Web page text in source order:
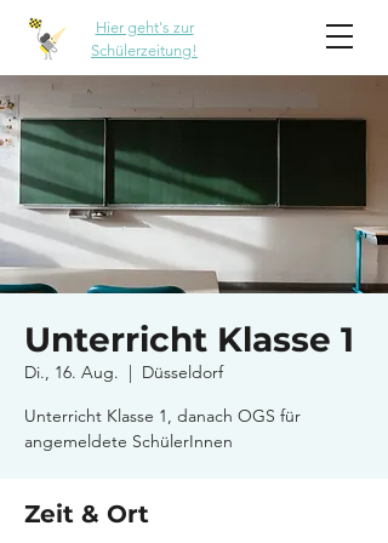
Hier geht's zur
Schülerzeitung!
Unterricht Klasse 1
Di., 16. Aug.
  |
Düsseldorf
Unterricht Klasse 1, danach OGS für
angemeldete SchülerInnen
Zeit & Ort